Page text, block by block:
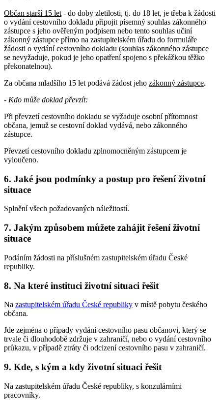
Občan starší 15 let - do doby zletilosti, tj. do 18 let, je třeba k žádosti
o vydání cestovního dokladu připojit písemný souhlas zákonného
zástupce s jeho ověřeným podpisem nebo tento souhlas učiní
zákonný zástupce přímo na zastupitelském úřadu do formuláře
žádosti o vydání cestovního dokladu (souhlas zákonného zástupce
se nevyžaduje, pokud je jeho opatření spojeno s překážkou těžko
překonatelnou).
Za občana mladšího 15 let podává žádost jeho zákonný zástupce.
- Kdo může doklad převzít:
Při převzetí cestovního dokladu se vyžaduje osobní přítomnost
občana, jemuž se cestovní doklad vydává, nebo zákonného
zástupce.
Převzetí cestovního dokladu zplnomocněným zástupcem je
vyloučeno.
6. Jaké jsou podmínky a postup pro řešení životní
situace
Splnění všech požadovaných náležitostí.
7. Jakým způsobem můžete zahájit řešení životní
situace
Podáním žádosti na příslušném zastupitelském úřadu České
republiky.
8. Na které instituci životní situaci řešit
Na zastupitelském úřadu České republiky v místě pobytu českého
občana.
Jde zejména o případy vydání cestovního pasu občanovi, který se
trvale či dlouhodobě zdržuje v zahraničí, nebo o vydání cestovního
průkazu, v případě ztráty či odcizení cestovního pasu v zahraničí.
9. Kde, s kým a kdy životní situaci řešit
Na zastupitelském úřadu České republiky, s konzulárními
pracovníky.